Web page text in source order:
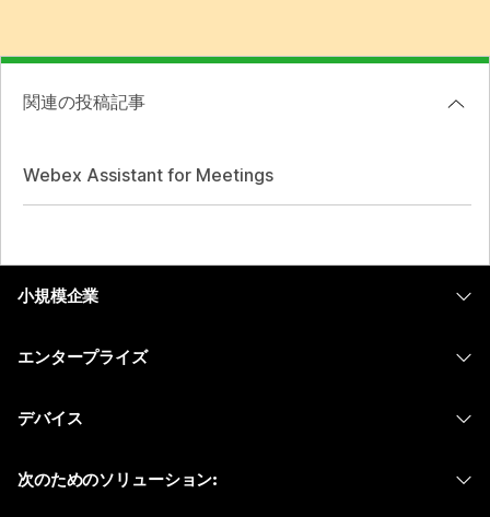
関連の投稿記事
Webex Assistant for Meetings
小規模企業
エンタープライズ
Meetings
デバイス
次のためのソリューション: